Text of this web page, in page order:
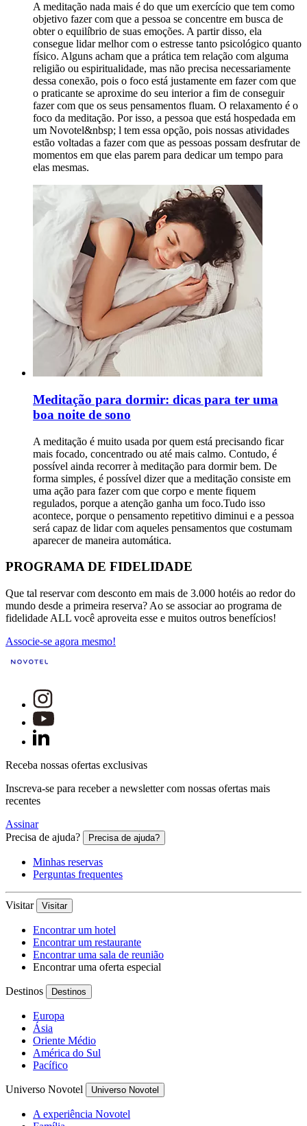
A meditação nada mais é do que um exercício que tem como
objetivo fazer com que a pessoa se concentre em busca de
obter o equilíbrio de suas emoções. A partir disso, ela
consegue lidar melhor com o estresse tanto psicológico quanto
físico. Alguns acham que a prática tem relação com alguma
religião ou espiritualidade, mas não precisa necessariamente
dessa conexão, pois o foco está justamente em fazer com que
o praticante se aproxime do seu interior a fim de conseguir
fazer com que os seus pensamentos fluam. O relaxamento é o
foco da meditação. Por isso, a pessoa que está hospedada em
um Novotel&nbsp; l tem essa opção, pois nossas atividades
estão voltadas a fazer com que as pessoas possam desfrutar de
momentos em que elas parem para dedicar um tempo para
elas mesmas.
Meditação para dormir: dicas para ter uma
boa noite de sono
A meditação é muito usada por quem está precisando ficar
mais focado, concentrado ou até mais calmo. Contudo, é
possível ainda recorrer à meditação para dormir bem. De
forma simples, é possível dizer que a meditação consiste em
uma ação para fazer com que corpo e mente fiquem
regulados, porque a atenção ganha um foco.Tudo isso
acontece, porque o pensamento repetitivo diminui e a pessoa
será capaz de lidar com aqueles pensamentos que costumam
aparecer de maneira automática.
PROGRAMA DE FIDELIDADE
Que tal reservar com desconto em mais de 3.000 hotéis ao redor do
mundo desde a primeira reserva? Ao se associar ao programa de
fidelidade ALL você aproveita esse e muitos outros benefícios!
Associe-se agora mesmo!
Receba nossas ofertas exclusivas
Inscreva-se para receber a newsletter com nossas ofertas mais
recentes
Assinar
Precisa de ajuda?
Precisa de ajuda?
Minhas reservas
Perguntas frequentes
Visitar Visitar
Encontrar um hotel
Encontrar um restaurante
Encontrar uma sala de reunião
Encontrar uma oferta especial
Destinos Destinos
Europa
Ásia
Oriente Médio
América do Sul
Pacífico
Universo Novotel Universo Novotel
A experiência Novotel